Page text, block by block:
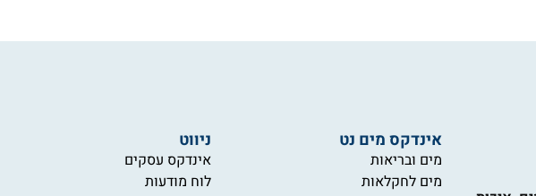
אינדקס מים נט
מים ובריאות
מים לחקלאות
ניווט
אינדקס עסקים
לוח מודעות